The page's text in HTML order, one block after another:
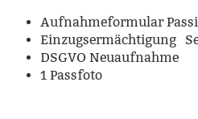
Aufnahmeformular
Einzugsermächtigung
DSGVO Neuaufnahme
1 Passfoto